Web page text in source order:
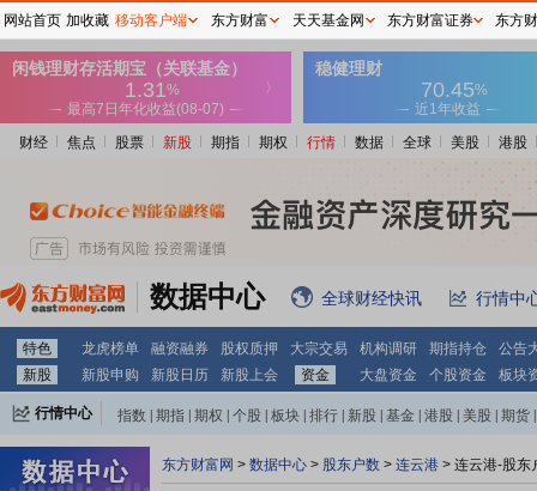
财经 焦点 股票 新股 期指 期权 行情 数据 全球 美股 港股
数据中心 全球财经快讯 行情中
特色 龙虎榜单 融资融券 股权质押 大宗交易 机构调研 期指持仓
公告
新股
新股申购 新股日历 新股上会 资金 大盘资金 个股资金 板块
行情中心 指数 期指 期权 个股 板块 排行 新股 基金 港股 美股 期货
东方财富网 > 数据中心 > 股东户数 > 连云港 > 连云港-股东
网站首页 加收藏 移动客户端 东方财富 天天基金网 东方财富证券 东方